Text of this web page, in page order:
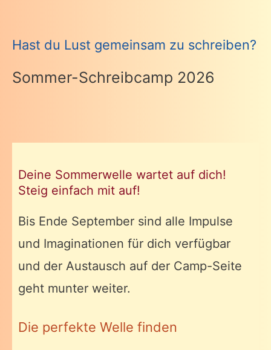
Hast du Lust gemeinsam zu schreiben?
Sommer-Schreibcamp 2026
Deine Sommerwelle wartet auf dich!
Steig einfach mit auf!
Bis Ende September sind alle Impulse
und Imaginationen für dich verfügbar
und der Austausch auf der Camp-Seite
geht munter weiter.
Die perfekte Welle finden